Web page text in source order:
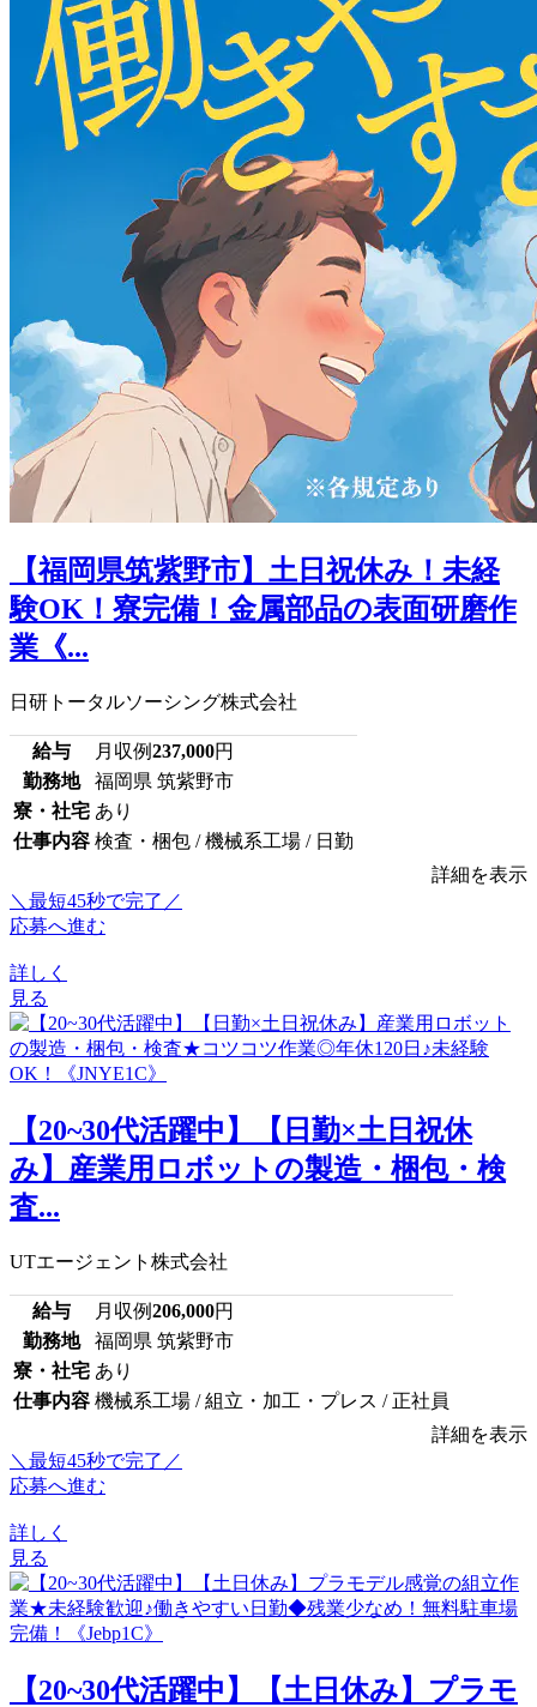
【福岡県筑紫野市】土日祝休み！未経
験OK！寮完備！金属部品の表面研磨作
業《...
日研トータルソーシング株式会社
給与 月収例237,000円
勤務地
福岡県 筑紫野市
寮・社宅 あり
仕事内容 検査・梱包 / 機械系工場 / 日勤
詳細を表示
＼最短45秒で完了／
応募へ進む
詳しく
見る
【20~30代活躍中】【日勤×土日祝休
み】産業用ロボットの製造・梱包・検
査...
UTエージェント株式会社
給与 月収例206,000円
勤務地
福岡県 筑紫野市
寮・社宅 あり
仕事内容 機械系工場 / 組立・加工・プレス / 正社員
詳細を表示
＼最短45秒で完了／
応募へ進む
詳しく
見る
【20~30代活躍中】【土日休み】プラモ